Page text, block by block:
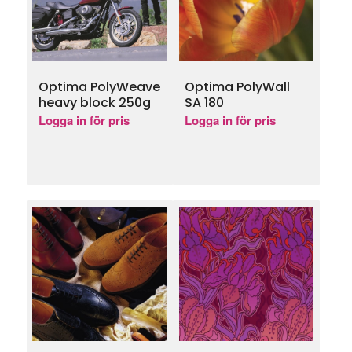
Optima PolyWeave
heavy block 250g
Logga in för pris
Optima PolyWall
SA 180
Logga in för pris